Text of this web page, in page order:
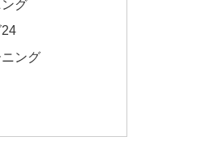
グ
ング